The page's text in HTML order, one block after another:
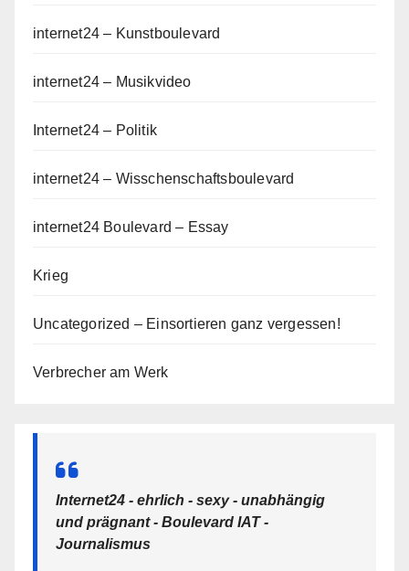
internet24 – Kunstboulevard
internet24 – Musikvideo
Internet24 – Politik
internet24 – Wisschenschaftsboulevard
internet24 Boulevard – Essay
Krieg
Uncategorized – Einsortieren ganz vergessen!
Verbrecher am Werk
Internet24 - ehrlich - sexy - unabhängig
und prägnant - Boulevard IAT -
Journalismus